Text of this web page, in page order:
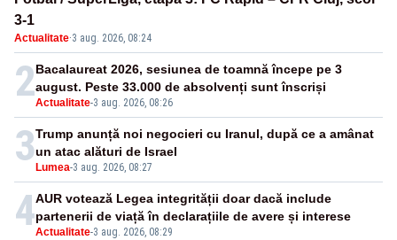
3-1
Actualitate·3 aug. 2026, 08:24
2Actualitate-3 aug. 2026, 08:26
Bacalaureat 2026, sesiunea de toamnă începe pe 3
august. Peste 33.000 de absolvenți sunt înscriși
3 Lumea-3 aug. 2026, 08:27
Trump anunță noi negocieri cu Iranul, după ce a amânat
un atac alături de Israel
4Actualitate-3 aug. 2026, 08:29
AUR votează Legea integrității doar dacă include
partenerii de viață în declarațiile de avere și interese